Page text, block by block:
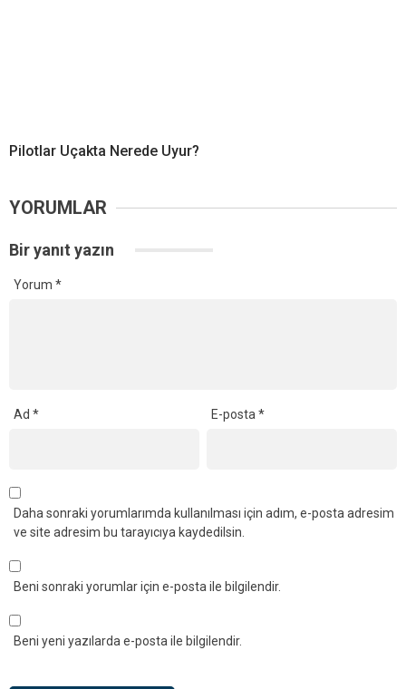
Pilotlar Uçakta Nerede Uyur?
YORUMLAR
Bir yanıt yazın
Yorum *
Ad * E-posta*
Daha sonraki yorumlarımda kullanılması için adım, e-posta adresim
ve site adresim bu tarayıcıya kaydedilsin.
Beni sonraki yorumlar için e-posta ile bilgilendir.
Beni yeni yazılarda e-posta ile bilgilendir.